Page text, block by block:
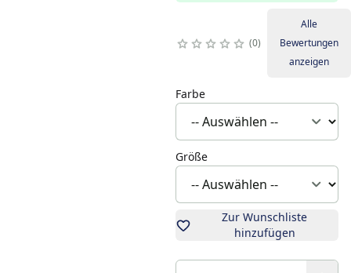
0
Alle
Bewertungen
anzeigen
Farbe
Größe
Zur Wunschliste
hinzufügen